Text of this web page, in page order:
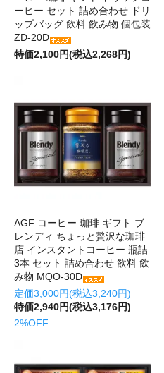
ーヒー セット 詰め合わせ ドリ
ップバッグ 飲料 飲み物 個包装
ZD-20D
特価2,100円(税込2,268円)
AGF コーヒー 珈琲 ギフト ブ
レンディ ちょっと贅沢な珈琲
店 インスタントコーヒー 瓶詰
3本 セット 詰め合わせ 飲料 飲
み物 MQO-30D
定価3,000円(税込3,240円)
特価2,940円(税込3,176円)
2%OFF